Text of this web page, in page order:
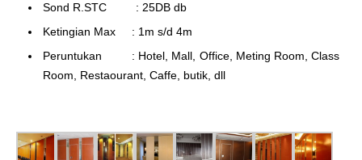
Sond R.STC : 25DB db
Ketingian Max : 1m s/d 4m
Peruntukan : Hotel, Mall, Office, Meting Room, Class
Room, Restaourant, Caffe, butik, dll